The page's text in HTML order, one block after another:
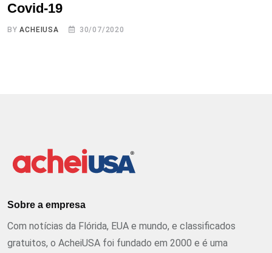
Covid-19
BYACHEIUSA 30/07/2020
Sobre a empresa
Com notícias da Flórida, EUA e mundo, e classificados
gratuitos, o AcheiUSA foi fundado em 2000 e é uma